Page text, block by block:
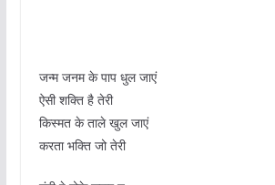
जन्म जनम के पाप धुल जाएं
ऐसी शक्ति है तेरी
किस्मत के ताले खुल जाएं
करता भक्ति जो तेरी